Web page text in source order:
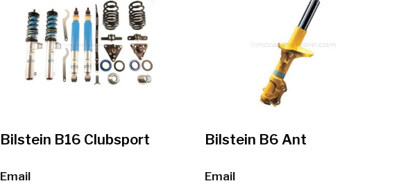
Bilstein B16 Clubsport
Email
Bilstein B6 Ant
Email